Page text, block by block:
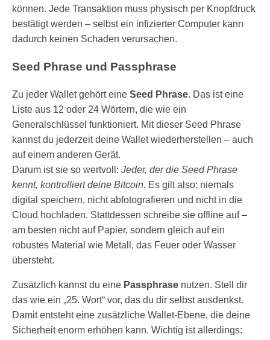
können. Jede Transaktion muss physisch per Knopfdruck
bestätigt werden – selbst ein infizierter Computer kann
dadurch keinen Schaden verursachen.
Seed Phrase und Passphrase
Zu jeder Wallet gehört eine Seed Phrase. Das ist eine
Liste aus 12 oder 24 Wörtern, die wie ein
Generalschlüssel funktioniert. Mit dieser Seed Phrase
kannst du jederzeit deine Wallet wiederherstellen – auch
auf einem anderen Gerät.
Darum ist sie so wertvoll: Jeder, der die Seed Phrase
kennt, kontrolliert deine Bitcoin. Es gilt also: niemals
digital speichern, nicht abfotografieren und nicht in die
Cloud hochladen. Stattdessen schreibe sie offline auf –
am besten nicht auf Papier, sondern gleich auf ein
robustes Material wie Metall, das Feuer oder Wasser
übersteht.
Zusätzlich kannst du eine Passphrase nutzen. Stell dir
das wie ein „25. Wort“ vor, das du dir selbst ausdenkst.
Damit entsteht eine zusätzliche Wallet-Ebene, die deine
Sicherheit enorm erhöhen kann. Wichtig ist allerdings: